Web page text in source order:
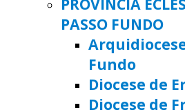
PASSO FUNDO
Fundo
Diocese de
Diocese de